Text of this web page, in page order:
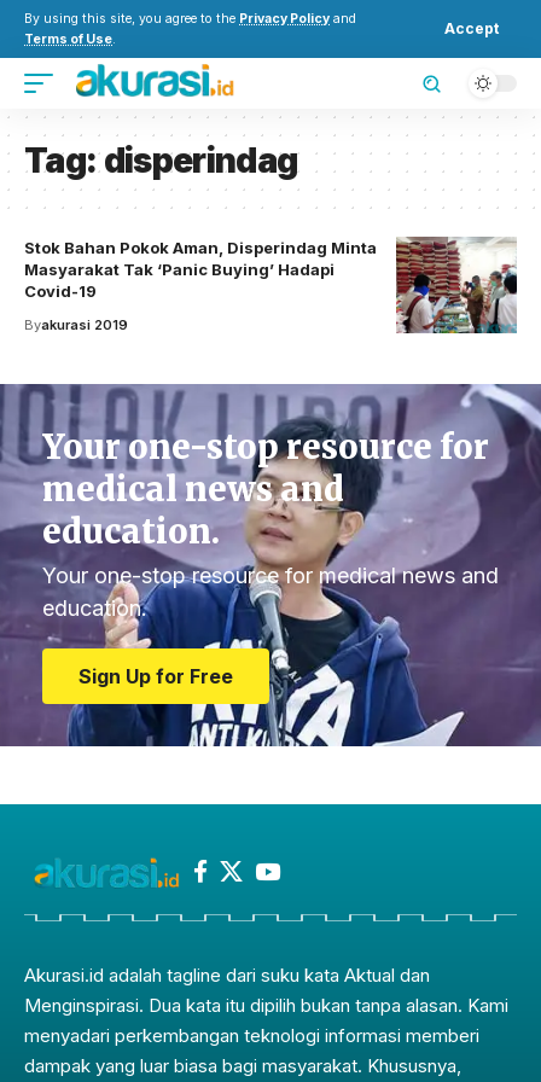
By using this site, you agree to the Privacy Policy and
Terms of Use.
Accept
Tag:disperindag
Stok Bahan Pokok Aman, Disperindag Minta
Masyarakat Tak ‘Panic Buying’ Hadapi
Covid-19
Byakurasi 2019
Your one-stop resource for
medical news and
education.
Your one-stop resource for medical news and
education.
Sign Up for Free
Akurasi.id adalah tagline dari suku kata Aktual dan
Menginspirasi. Dua kata itu dipilih bukan tanpa alasan. Kami
menyadari perkembangan teknologi informasi memberi
dampak yang luar biasa bagi masyarakat. Khususnya,